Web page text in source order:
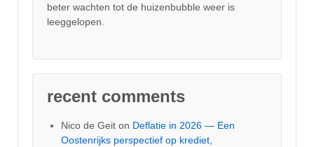
beter wachten tot de huizenbubble weer is
leeggelopen.
recent comments
Nico de Geit on Deflatie in 2026 — Een
Oostenrijks perspectief op krediet,